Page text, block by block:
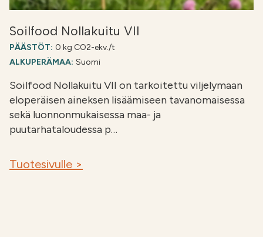
Soilfood Nollakuitu VII
PÄÄSTÖT: 0 kg CO2-ekv./t
ALKUPERÄMAA: Suomi
Soilfood Nollakuitu VII on tarkoitettu viljelymaan
eloperäisen aineksen lisäämiseen tavanomaisessa
sekä luonnonmukaisessa maa- ja
puutarhataloudessa p…
Tuotesivulle >